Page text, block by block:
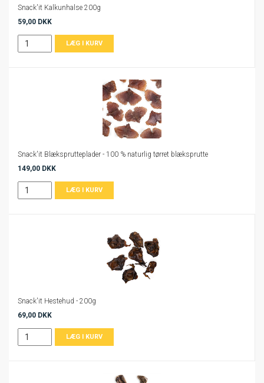
Snack'it Kalkunhalse 200g
59,00 DKK
Snack'it Blæksprutteplader - 100 % naturlig tørret blæksprutte
149,00 DKK
Snack'it Hestehud - 200g
69,00 DKK